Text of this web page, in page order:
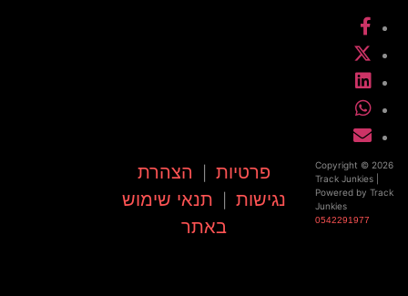
Copyright © 2026
Track Junkies |
Powered by Track
Junkies
0542291977
פרטיות
הצהרת
נגישות
תנאי שימוש
באתר